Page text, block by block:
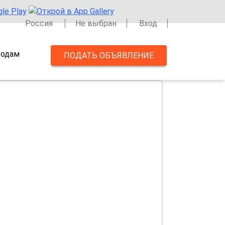
Россия Не выбран Вход
ПОДАТЬ ОБЪЯВЛЕНИЕ